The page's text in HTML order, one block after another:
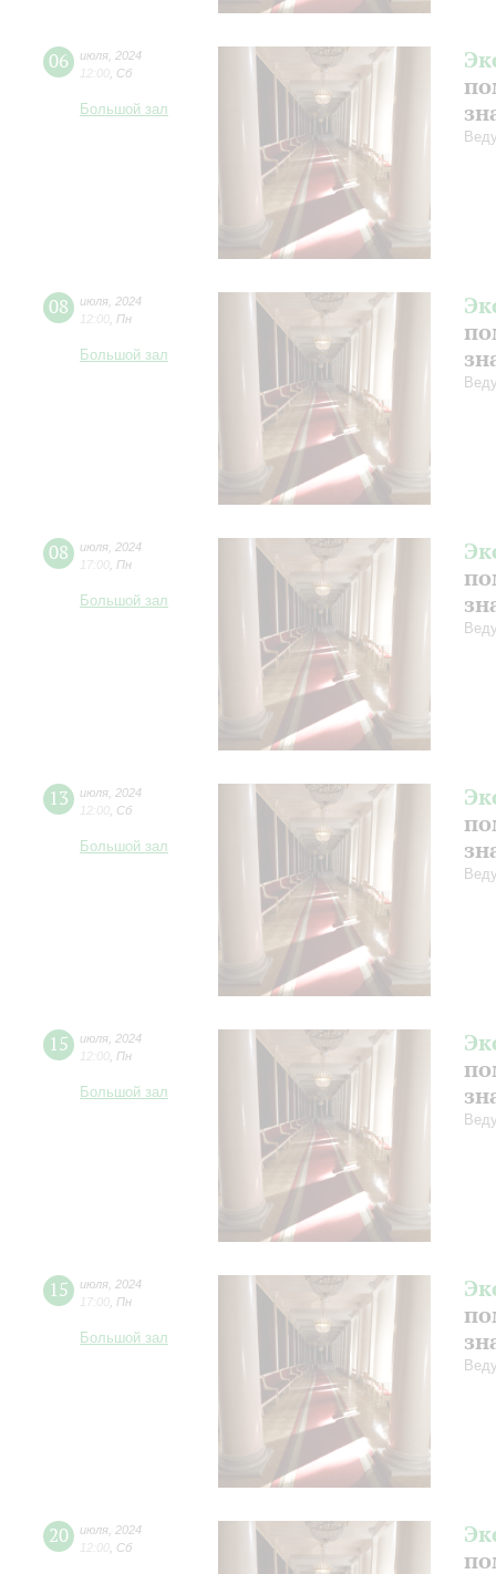
06 июля 2024
12:00 Сб
Большой зал
08 июля 2024
12:00 Пн
Большой зал
08 июля 2024
17:00 Пн
Большой зал
13 июля 2024
12:00 Сб
Большой зал
15 июля 2024
12:00 Пн
Большой зал
15 июля 2024
17:00 Пн
Большой зал
20 июля 2024
12:00 Сб